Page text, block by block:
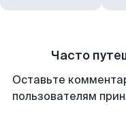
Часто
Оставьте
пользователям